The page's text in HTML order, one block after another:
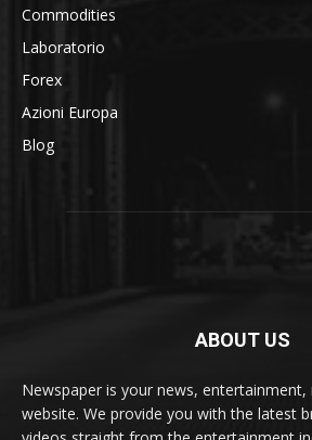
Commodities
Laboratorio
Forex
Azioni Europa
Blog
ABOUT US
Newspaper is your news, entertainment,
website. We provide you with the latest